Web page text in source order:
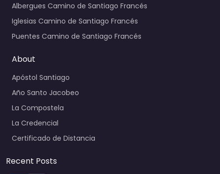
Albergues Camino de Santiago Francés
Iglesias Camino de Santiago Francés
Puentes Camino de Santiago Francés
About
Apóstol Santiago
Año Santo Jacobeo
La Compostela
La Credencial
Certificado de Distancia
Recent Posts